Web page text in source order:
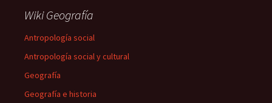
Wiki Geografía
Antropología social
Antropología social y cultural
Geografía
Geografía e historia